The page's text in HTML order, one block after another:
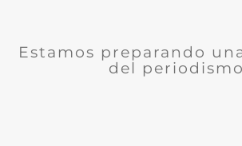
Estamos preparando
del